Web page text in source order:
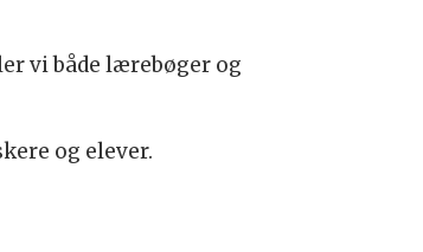
vi både lærebøger og
og elever.